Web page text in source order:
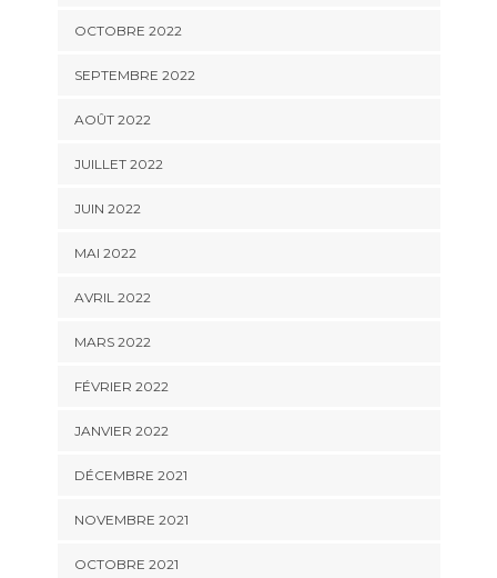
OCTOBRE 2022
SEPTEMBRE 2022
AOÛT 2022
JUILLET 2022
JUIN 2022
MAI 2022
AVRIL 2022
MARS 2022
FÉVRIER 2022
JANVIER 2022
DÉCEMBRE 2021
NOVEMBRE 2021
OCTOBRE 2021